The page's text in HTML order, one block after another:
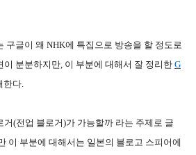
구글이 왜 NHK에 특집으로 방송을 할 정도로
이 분분하지만, 이 부분에 대해서 잘 정리한 G
한다.
거(전업 블로거)가 가능할까 라는 주제로 글
이 부분에 대해서는 일본의 블로고 스피어에